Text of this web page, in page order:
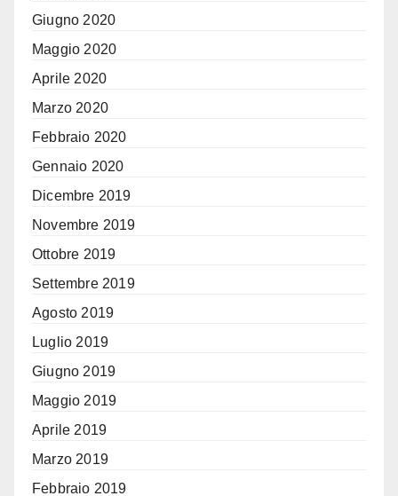
Giugno 2020
Maggio 2020
Aprile 2020
Marzo 2020
Febbraio 2020
Gennaio 2020
Dicembre 2019
Novembre 2019
Ottobre 2019
Settembre 2019
Agosto 2019
Luglio 2019
Giugno 2019
Maggio 2019
Aprile 2019
Marzo 2019
Febbraio 2019